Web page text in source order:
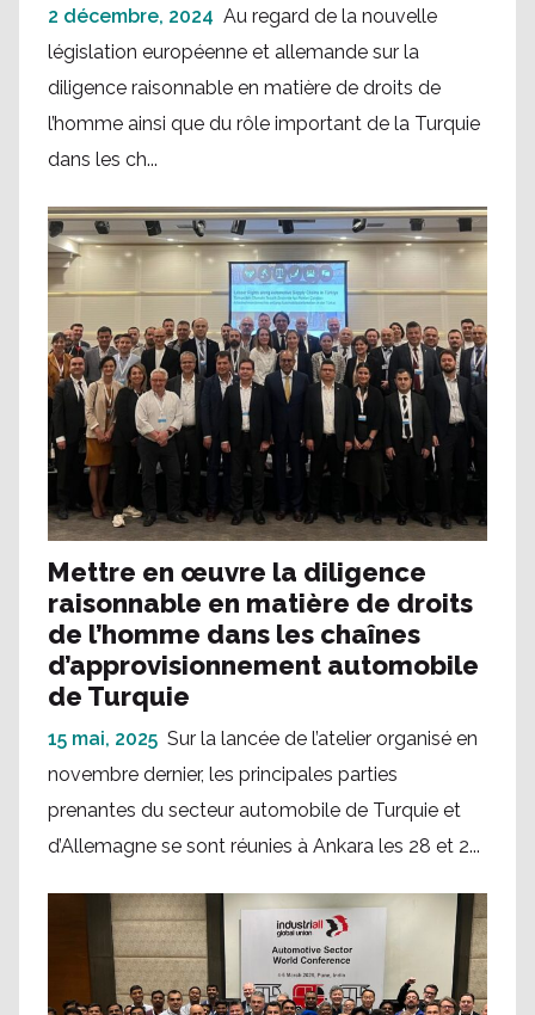
2 décembre, 2024 Au regard de la nouvelle
législation européenne et allemande sur la
diligence raisonnable en matière de droits de
l’homme ainsi que du rôle important de la Turquie
dans les ch...
Mettre en œuvre la diligence
raisonnable en matière de droits
de l’homme dans les chaînes
d’approvisionnement automobile
de Turquie
15 mai, 2025 Sur la lancée de l’atelier organisé en
novembre dernier, les principales parties
prenantes du secteur automobile de Turquie et
d’Allemagne se sont réunies à Ankara les 28 et 2...